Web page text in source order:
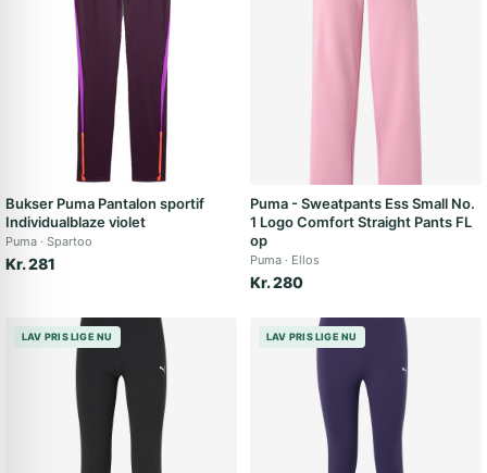
Bukser Puma Pantalon sportif
Individualblaze violet
Puma Spartoo
Kr. 281
Puma - Sweatpants Ess Small No.
1 Logo Comfort Straight Pants FL
op
Puma Ellos
Kr. 280
LAV PRIS LIGE NU LAV PRIS LIGE NU